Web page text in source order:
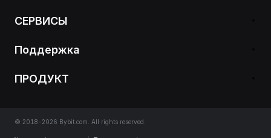
СЕРВИСЫ
Поддержка
ПРОДУКТ
© 2018-2026 Bybit.com. All rights reserved.